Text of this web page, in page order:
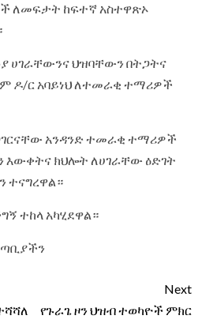
ለመፍታት ከፍተኛ አስተዋጽኦ
ህዝባቸውን በትጋትና
ዶ/ር አባይነህ ለተመራቂ ተማሪዎች
አንዳንድ ተመራቂ ተማሪዎች
እውቀትና ክህሎት ለሀገራቸው ዕድገት
ተናግረዋል።
ተከላ አካሂደዋል።
ጣቢያችን
Next
የጉራጌ ዞን ህዝብ ተወካዮች ምክር